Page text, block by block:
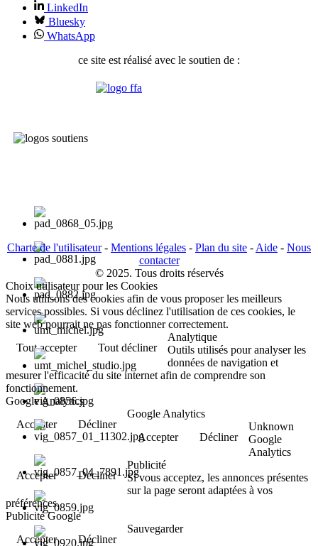
LinkedIn
Bluesky
WhatsApp
ce site est réalisé avec le soutien de :
Charte de l'utilisateur- Mentions légales - Plan du site - Aide - Nous
contacter
© 2025. Tous droits réservés
Choix utilisateur pour les Cookies
Nous utilisons des cookies afin de vous proposer les meilleurs
services possibles. Si vous déclinez l'utilisation de ces cookies, le
site web pourrait ne pas fonctionner correctement.
Tout accepter
Tout décliner
Analytique
Outils utilisés pour analyser les
données de navigation et
mesurer l'efficacité du site internet afin de comprendre son
fonctionnement.
Google Analytics
Accepter
Décliner
Google Analytics
Accepter
Décliner
Unknown
Google
Analytics
Accepter
Décliner
Publicité
Si vous acceptez, les annonces présentes
sur la page seront adaptées à vos
préférences.
Publicité Google
Accepter
Décliner
Sauvegarder